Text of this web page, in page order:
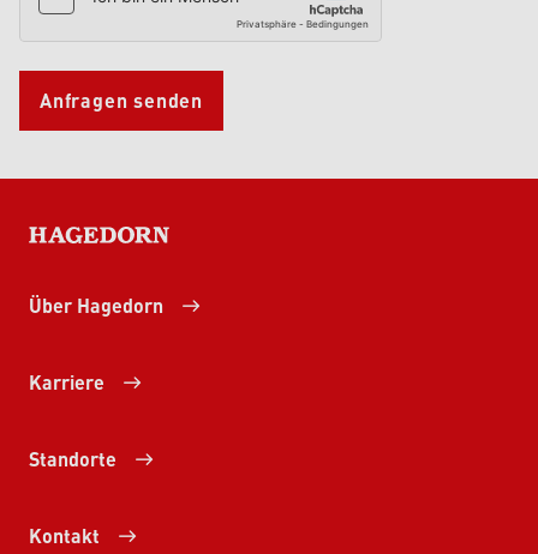
Anfragen senden
HAGEDORN
Über Hagedorn
Karriere
Standorte
Kontakt